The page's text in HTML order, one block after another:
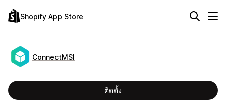
Shopify App Store
ConnectMSI
ติดตั้ง